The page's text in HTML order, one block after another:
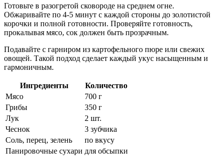
Готовьте в разогретой сковороде на среднем огне.
Обжаривайте по 4-5 минут с каждой стороны до золотистой
корочки и полной готовности. Проверяйте готовность,
прокалывая мясо, сок должен быть прозрачным.
Подавайте с гарниром из картофельного пюре или свежих
овощей. Такой подход сделает каждый укус насыщенным и
гармоничным.
Ингредиенты
Количество
Мясо
700 г
Грибы
350 г
Лук
2 шт.
Чеснок
3 зубчика
Соль, перец, зелень
по вкусу
Панировочные сухари для обсыпки